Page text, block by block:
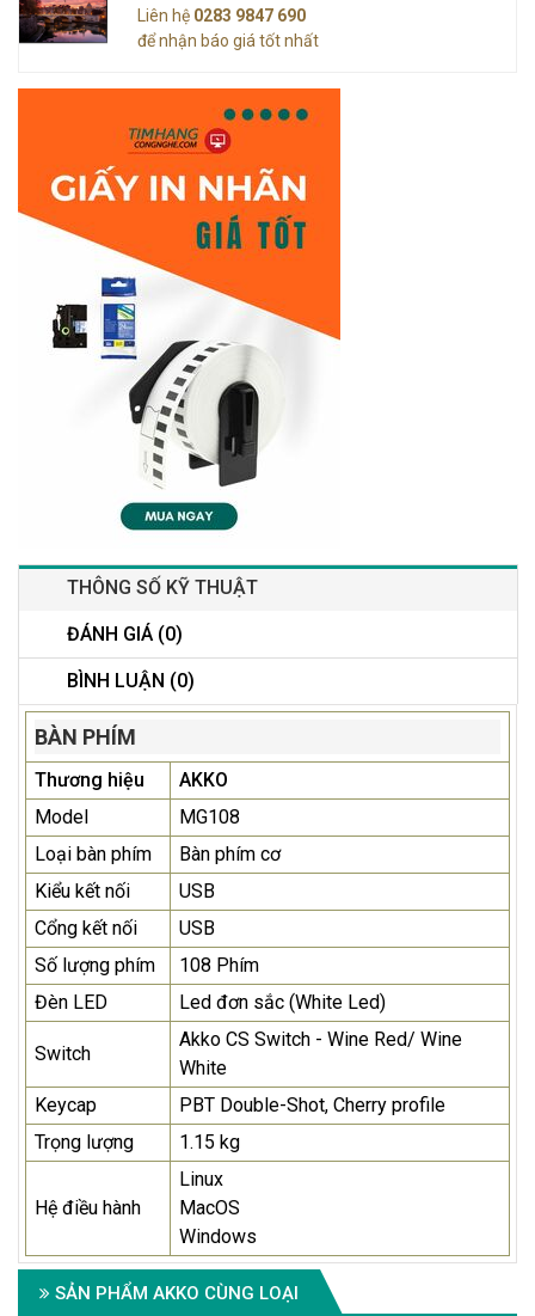
Liên hệ 0283 9847 690
để nhận báo giá tốt nhất
THÔNG SỐ KỸ THUẬT
ĐÁNH GIÁ (0)
BÌNH LUẬN (0)
BÀN PHÍM
Thương hiệu
AKKO
Model
MG108
Loại bàn phím
Bàn phím cơ
Kiểu kết nối
USB
Cổng kết nối
USB
Số lượng phím
108 Phím
Đèn LED
Led đơn sắc (White Led)
Switch
Akko CS Switch - Wine Red/ Wine
White
Keycap
PBT Double-Shot, Cherry profile
Trọng lượng
1.15 kg
Hệ điều hành
Linux
MacOS
Windows
SẢN PHẨM AKKO CÙNG LOẠI